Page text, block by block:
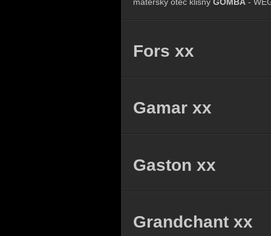
Fors xx
Gamar xx
Gaston xx
Grandchant xx